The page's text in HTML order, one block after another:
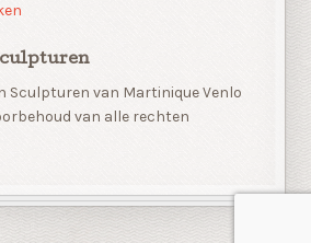
Sculpturen van Martinique Venlo
van alle rechten